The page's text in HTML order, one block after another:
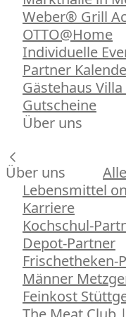
Weber® Grill
OTTO@Home
Individuelle
Partner
Gästehaus
Gutscheine
Über uns
Über uns
Lebensmittel
Karriere
Kochschul-
Depot-Partner
Frischetheken-
Männer
Feinkost